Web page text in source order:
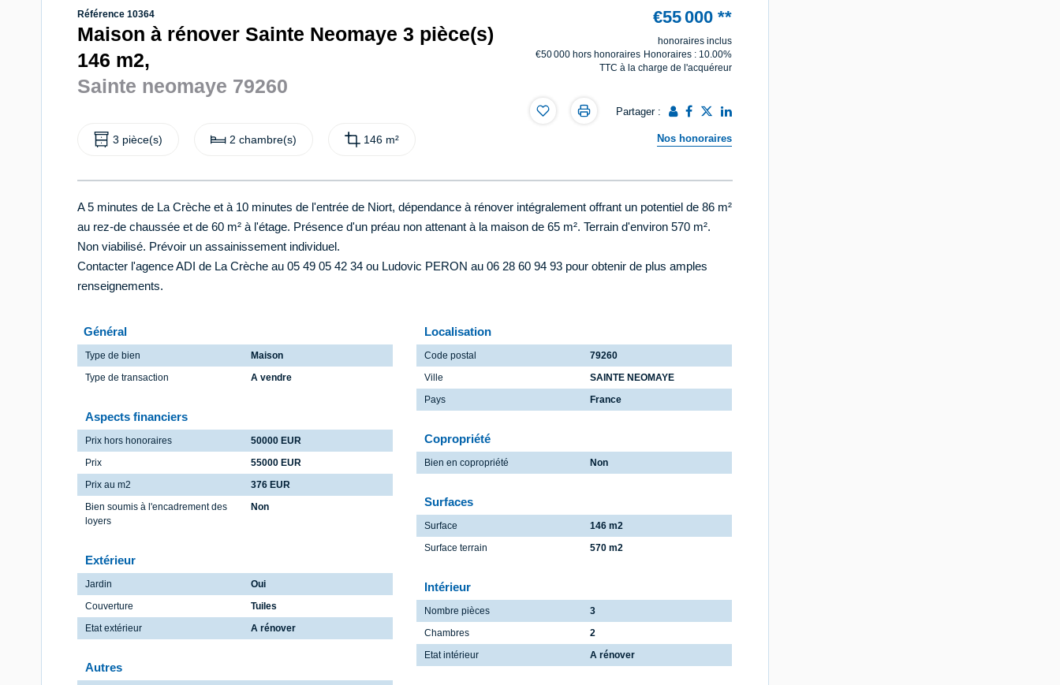
Référence 10364
Maison à rénover Sainte Neomaye 3 pièce(s)
146 m2,
Sainte neomaye 79260
3 pièce(s) 2 chambre(s) 146 m²
€55 000 **
honoraires inclus
€50 000 hors honoraires Honoraires : 10.00%
TTC à la charge de l'acquéreur
Partager :
Nos honoraires
A 5 minutes de La Crèche et à 10 minutes de l'entrée de Niort, dépendance à rénover intégralement offrant un potentiel de 86 m²
au rez-de chaussée et de 60 m² à l'étage. Présence d'un préau non attenant à la maison de 65 m². Terrain d'environ 570 m².
Non viabilisé. Prévoir un assainissement individuel.
Contacter l'agence ADI de La Crèche au 05 49 05 42 34 ou Ludovic PERON au 06 28 60 94 93 pour obtenir de plus amples
renseignements.
Général
Type de bien
Maison
Type de transaction
A vendre
Localisation
Code postal
79260
Ville
SAINTE NEOMAYE
Pays
France
Aspects financiers
Prix hors honoraires
50000 EUR
Prix
55000 EUR
Prix au m2
376 EUR
Bien soumis à l'encadrement des
loyers
Non
Copropriété
Bien en copropriété Non
Surfaces
Surface
146 m2
Surface terrain
570 m2
Extérieur
Jardin
Oui
Couverture
Tuiles
Etat extérieur
A rénover
Intérieur
Nombre pièces
3
Chambres
2
Etat intérieur
A rénover
Autres